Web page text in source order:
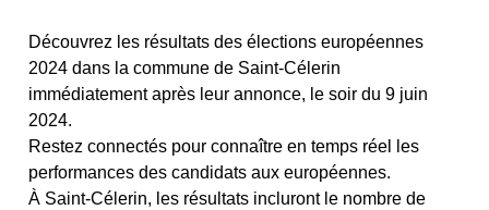
Découvrez les résultats des élections européennes
2024 dans la commune de Saint-Célerin
immédiatement après leur annonce, le soir du 9 juin
2024.
Restez connectés pour connaître en temps réel les
performances des candidats aux européennes.
À Saint-Célerin, les résultats incluront le nombre de